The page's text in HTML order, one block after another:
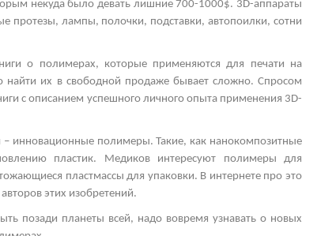
некуда было девать лишние 700-1000$. 3D-аппараты
протезы, лампы, полочки, подставки, автопоилки, сотни
о полимерах, которые применяются для печати на
их в свободной продаже бывает сложно. Спросом
с описанием успешного личного опыта применения 3D-
инновационные полимеры. Такие, как нанокомпозитные
пластик. Медиков интересуют полимеры для
пластмассы для упаковки. В интернете про это
этих изобретений.
позади планеты всей, надо вовремя узнавать о новых